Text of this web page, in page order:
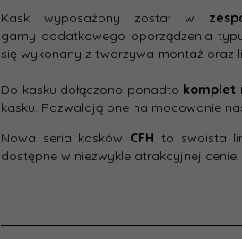
Kask wyposażony został w
gamy dodatkowego oporządzenia
się wykonany z tworzywa montaż oraz
Do kasku dołączono ponadto komplet
kasku. Pozwalają one na mocowanie
Nowa seria kasków CFH to swoista
dostępne w niezwykle atrakcyjnej